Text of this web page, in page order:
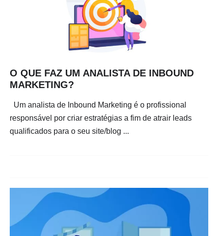
O QUE FAZ UM ANALISTA DE INBOUND
MARKETING?
Um analista de Inbound Marketing é o profissional
responsável por criar estratégias a fim de atrair leads
qualificados para o seu site/blog ...